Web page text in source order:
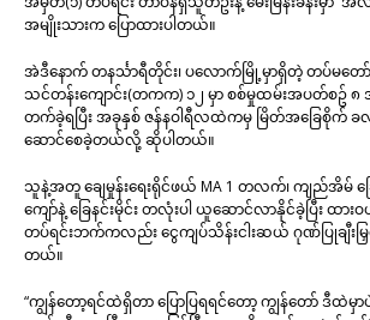
အမျိုးသားက ပြောထားပါတယ်။
အဲဒီနောက် တနင်္သာရီတိုင်း၊ ပလောက်မြို့မှာရှိတဲ့ တပ်မတော်
သင်တန်းကျောင်း(တကက) ၁၂ မှာ စစ်မှုထမ်းအပတ်စဥ်
တက်ခဲ့ရပြီး အခုနှစ် ဇန်နဝါရီလထဲကမှ မြိတ်အခြေစိုက် ခ
ဆောင်စေခဲ့တယ်လို့ ဆိုပါတယ်။
သူနဲ့အတူ ချေမှုန်းရေးရိုင်ဖယ် MA 1 တလက်၊ ကျည်အိမ် ခ
ကျော်နဲ့ ခြေနင်းမိုင်း တလုံးပါ ယူဆောင်လာနိုင်ခဲ့ပြီး ထာ
တပ်ရင်းဘက်ကလည်း ငွေကျပ်သိန်းငါးဆယ် ဂုဏ်ပြုချီး
တယ်။
“ကျွန်တော့ရင်ထဲရှိတာ ပြောပြရရင်တော့ ကျွန်တော် ဒီထဲ